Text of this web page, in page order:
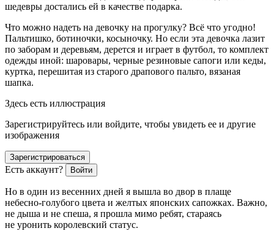
шедевры достались ей в качестве подарка.
Что можно надеть на девочку на прогулку? Всё что угодно!
Пальтишко, ботиночки, косыночку. Но если эта девочка лазит
по заборам и деревьям, дерется и играет в футбол, то комплект
одежды иной: шаровары, черные резиновые сапоги или кеды,
куртка, перешитая из старого драпового пальто, вязаная
шапка.
Здесь есть иллюстрация
Зарегистрируйтесь или войдите, чтобы увидеть ее и другие
изображения
Зарегистрироваться
Есть аккаунт? Войти
Но в один из весенних дней я вышла во двор в плаще
небесно-голубого цвета и желтых японских сапожках. Важно,
не дыша и не спеша, я прошла мимо ребят, стараясь
не уронить королевский статус.